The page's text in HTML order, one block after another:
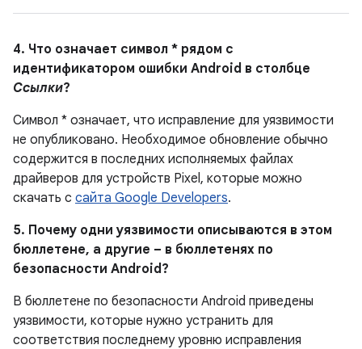
4. Что означает символ * рядом с
идентификатором ошибки Android в столбце
Ссылки?
Символ * означает, что исправление для уязвимости
не опубликовано. Необходимое обновление обычно
содержится в последних исполняемых файлах
драйверов для устройств Pixel, которые можно
скачать с сайта Google Developers.
5. Почему одни уязвимости описываются в этом
бюллетене, а другие – в бюллетенях по
безопасности Android?
В бюллетене по безопасности Android приведены
уязвимости, которые нужно устранить для
соответствия последнему уровню исправления